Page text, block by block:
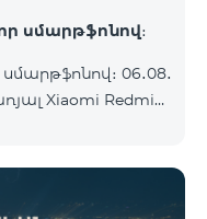
սմարթֆոնով։
06․08․
Xiaomi Redmi
փաթեթ` 1-ին
է ձեռք բերել